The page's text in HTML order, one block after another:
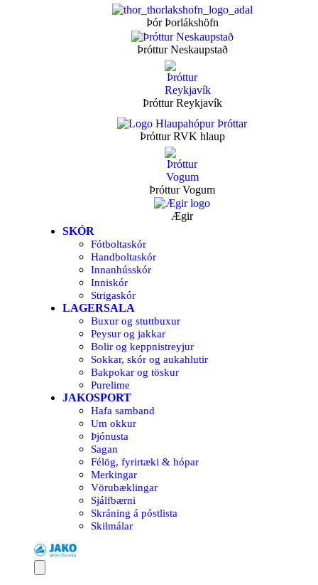
Þór Þorlákshöfn
Þróttur Neskaupstað
Þróttur Reykjavík
Þróttur RVK hlaup
Þróttur Vogum
Ægir
SKÓR
Fótboltaskór
Handboltaskór
Innanhússkór
Inniskór
Strigaskór
LAGERSALA
Buxur og stuttbuxur
Peysur og jakkar
Bolir og keppnistreyjur
Sokkar, skór og aukahlutir
Bakpokar og töskur
Purelime
JAKOSPORT
Hafa samband
Um okkur
Þjónusta
Sagan
Félög, fyrirtæki & hópar
Merkingar
Vörubæklingar
Sjálfbærni
Skráning á póstlista
Skilmálar